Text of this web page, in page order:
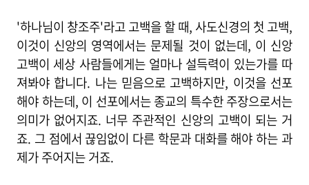
'하나님이 창조주'라고 고백을 할 때, 사도신경의 첫 고백,
이것이 신앙의 영역에서는 문제될 것이 없는데, 이 신앙
고백이 세상 사람들에게는 얼마나 설득력이 있는가를 따
져봐야 합니다. 나는 믿음으로 고백하지만, 이것을 선포
해야 하는데, 이 선포에서는 종교의 특수한 주장으로서는
의미가 없어지죠. 너무 주관적인 신앙의 고백이 되는 거
죠. 그 점에서 끊임없이 다른 학문과 대화를 해야 하는 과
제가 주어지는 거죠.